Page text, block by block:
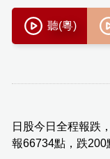
日股今日全程報跌
報66734點，跌200